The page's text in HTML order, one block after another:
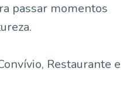
passar momentos
Restaurante e